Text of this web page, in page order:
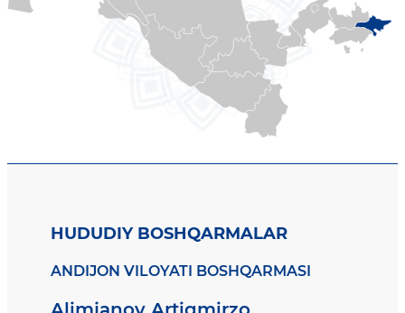
HUDUDIY BOSHQARMALAR
ANDIJON VILOYATI BOSHQARMASI